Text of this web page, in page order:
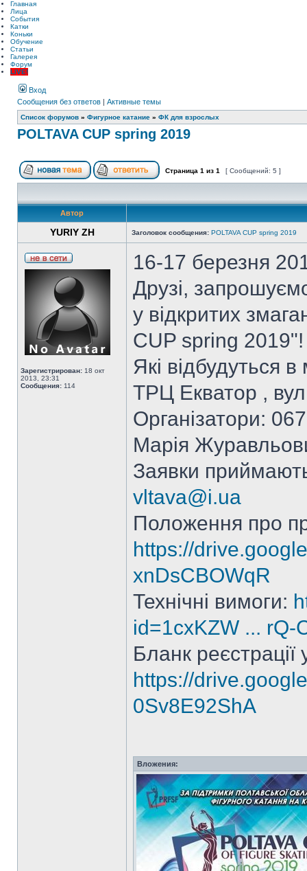
Главная
Лица
События
Катки
Коньки
Обучение
Статьи
Галерея
Форум
LIVE!
Вход
Сообщения без ответов | Активные темы
Список форумов » Фигурное катание » ФК для взрослых
POLTAVA CUP spring 2019
Страница 1 из 1 [ Сообщений: 5 ]
Автор
YURIY ZH Заголовок сообщения: POLTAVA CUP spring 2019
Зарегистрирован: 18 окт
2013, 23:31
Сообщения: 114
16-17 березня
Друзі,
у відкритих
CUP spring 2019"!
Які відбудуться в
ТРЦ Екватор ,
Організатори:
Марія
Заявки
vltava@i.ua
Положення про
https://
xnDsCBOWqR
Технічні вимоги:
id=1cxKZW ... rQ-
Бланк реєстрації
https://
0Sv8E92ShA
Вложения: